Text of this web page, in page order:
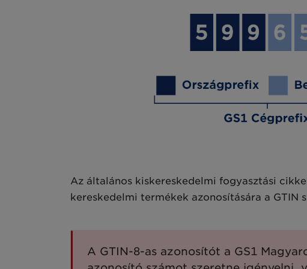
Az általános kiskereskedelmi fogyasztási
kereskedelmi termékek azonosítására a GTIN
A GTIN-8-as azonosítót a GS1